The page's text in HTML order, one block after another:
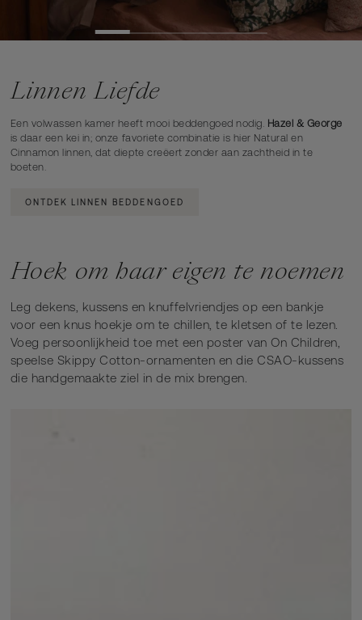
Linnen Liefde
Een volwassen kamer heeft mooi beddengoed nodig. Hazel & George
is daar een kei in; onze favoriete combinatie is hier Natural en
Cinnamon linnen, dat diepte creëert zonder aan zachtheid in te
boeten.
ONTDEK LINNEN BEDDENGOED
Hoek om haar eigen te noemen
Leg dekens, kussens en knuffelvriendjes op een bankje
voor een knus hoekje om te chillen, te kletsen of te lezen.
Voeg persoonlijkheid toe met een poster van On Children,
speelse Skippy Cotton-ornamenten en die CSAO-kussens
die handgemaakte ziel in de mix brengen.